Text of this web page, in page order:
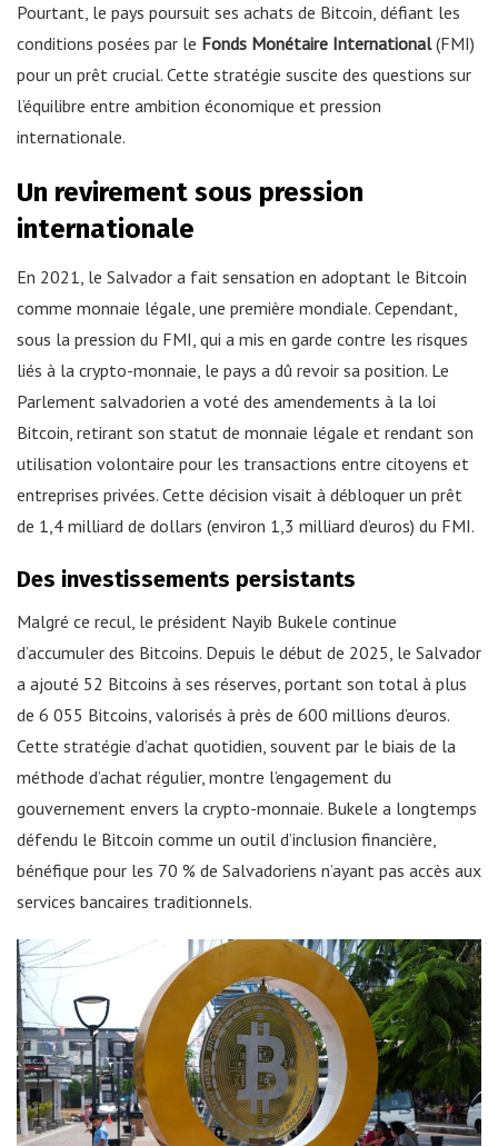
Pourtant, le pays poursuit ses achats de Bitcoin, défiant les
conditions posées par le Fonds Monétaire International(FMI)
pour un prêt crucial. Cette stratégie suscite des questions sur
l’équilibre entre ambition économique et pression
internationale.
Un revirement sous pression
internationale
En 2021, le Salvador a fait sensation en adoptant le Bitcoin
comme monnaie légale, une première mondiale. Cependant,
sous la pression du FMI, qui a mis en garde contre les risques
liés à la crypto-monnaie, le pays a dû revoir sa position. Le
Parlement salvadorien a voté des amendements à la loi
Bitcoin, retirant son statut de monnaie légale et rendant son
utilisation volontaire pour les transactions entre citoyens et
entreprises privées. Cette décision visait à débloquer un prêt
de 1,4 milliard de dollars (environ 1,3 milliard d’euros) du FMI.
Des investissements persistants
Malgré ce recul, le président Nayib Bukele continue
d’accumuler des Bitcoins. Depuis le début de 2025, le Salvador
a ajouté 52 Bitcoins à ses réserves, portant son total à plus
de 6 055 Bitcoins, valorisés à près de 600 millions d’euros.
Cette stratégie d’achat quotidien, souvent par le biais de la
méthode d’achat régulier, montre l’engagement du
gouvernement envers la crypto-monnaie. Bukele a longtemps
défendu le Bitcoin comme un outil d’inclusion financière,
bénéfique pour les 70 % de Salvadoriens n’ayant pas accès aux
services bancaires traditionnels.